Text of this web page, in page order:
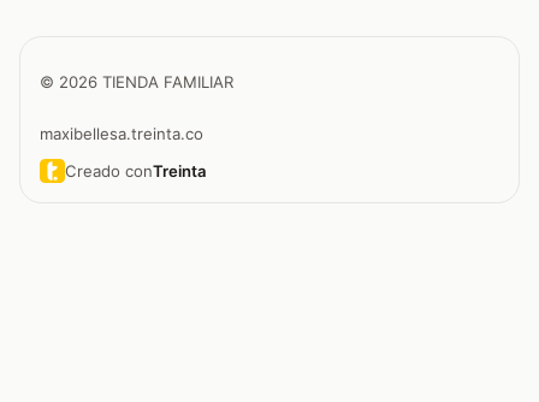
© 2026 TIENDA FAMILIAR
maxibellesa.treinta.co
Creado conTreinta